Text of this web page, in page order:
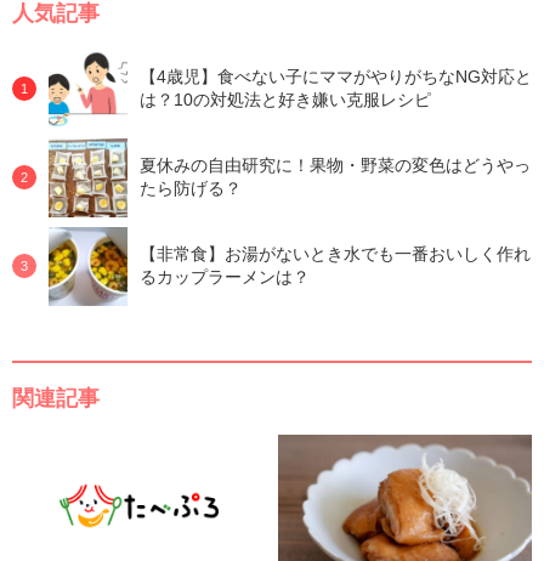
人気記事
【4歳児】食べない子にママがやりがちなNG対応と
は？10の対処法と好き嫌い克服レシピ
夏休みの自由研究に！果物・野菜の変色はどうやっ
たら防げる？
【非常食】お湯がないとき水でも一番おいしく作れ
るカップラーメンは？
関連記事